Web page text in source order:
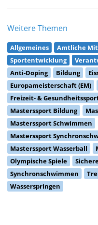
Weitere Themen
Allgemeines Amtliche
Sportentwicklung
Anti-Doping
Bildung
Europameisterschaft (EM)
Freizeit- &
Masterssport Bildung
Masterssport Schwimmen
Masterssport
Masterssport Wasserball
Olympische Spiele
Synchronschwimmen
Wasserspringen